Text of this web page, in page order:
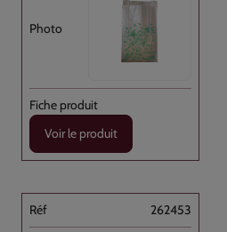
Voir le produit
262453